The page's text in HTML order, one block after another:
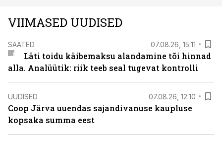
VIIMASED UUDISED
SAATED 07.08.26, 15:11
Läti toidu käibemaksu alandamine tõi hinnad
alla. Analüütik: riik teeb seal tugevat kontrolli
UUDISED 07.08.26, 12:10
Coop Järva uuendas sajandivanuse kaupluse
kopsaka summa eest